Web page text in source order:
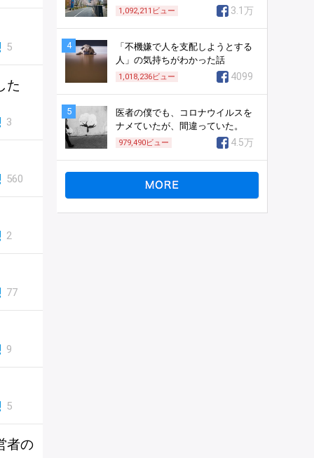
5
た
3
560
2
77
9
5
者の
1,092,211 ビュー 3.1万
4
「不機嫌で人を支配しようとする
人」の気持ちがわかった話
1,018,236ビュー 4099
5
医者の僕でも、コロナウイルスを
ナメていたが、間違っていた。
979,490ビュー 4.5万